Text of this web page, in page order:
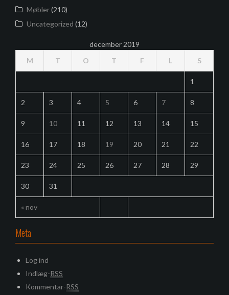
Møbler(210)
Uncategorized (12)
december 2019
M
T O T F L S
« nov
1
2 3 4 5 6 7 8
9 10 11 12 13 14 15
16 17 18 19 20 21 22
23 24 25 26 27 28 29
30 31
Meta
Log ind
Indlæg-RSS
Kommentar-RSS